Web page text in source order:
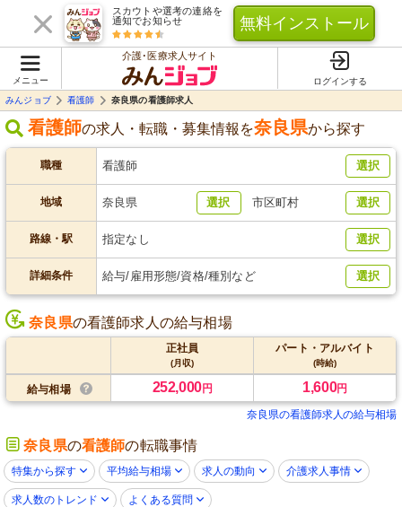
スカウトや選考の連絡を
通知でお知らせ
無料インストール
メニュー
介護･医療求人サイト
ログインする
みんジョブ
看護師 奈良県の看護師求人
看護師の求人・転職・募集情報を奈良県から探す
職種 看護師 選択
地域 奈良県 選択 市区町村 選択
路線・駅 指定なし 選択
詳細条件 給与/雇用形態/資格/種別など 選択
奈良県の看護師求人の給与相場
正社員
(月収)
パート・アルバイト
(時給)
給与相場 252,000円 1,600円
奈良県の看護師求人の給与相場
奈良県の看護師の転職事情
特集から探す 平均給与相場 求人の動向 介護求人事情
求人数のトレンド よくある質問